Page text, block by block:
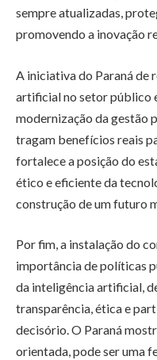
sempre atualizadas,
promovendo a inovação
A iniciativa do Paraná de
artificial no setor público
modernização da gestão
tragam benefícios reais
fortalece a posição do
ético e eficiente da
construção de um futuro
Por fim, a instalação do
importância de políticas
da inteligência artificial,
transparência, ética e
decisório. O Paraná
orientada, pode ser uma